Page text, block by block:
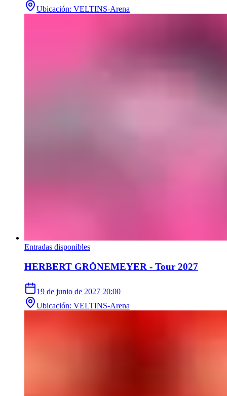
Ubicación: VELTINS-Arena
Entradas disponibles
HERBERT GRÖNEMEYER - Tour 2027
19 de junio de 2027 20:00
Ubicación: VELTINS-Arena